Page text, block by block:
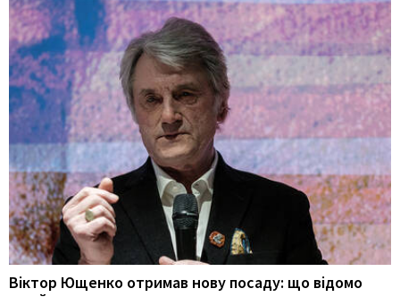
Віктор Ющенко отримав нову посаду: що відомо